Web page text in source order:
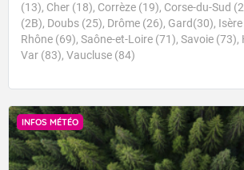
(13), Cher (18), Corrèze (19), Corse-du-Sud
(2B), Doubs (25), Drôme (26), Gard(30),
Rhône (69), Saône-et-Loire (71), Savoie (73),
Var (83), Vaucluse (84)
INFOS MÉTÉO